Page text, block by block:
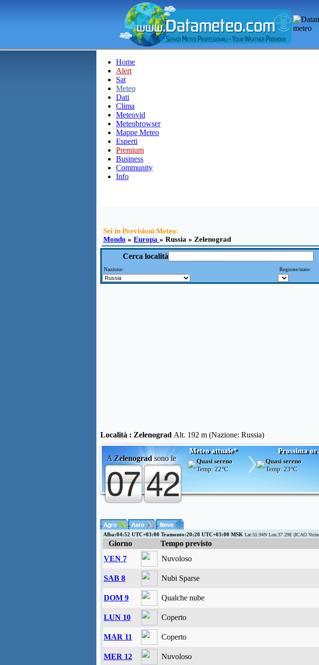
Home
Alert
Sat
Meteo
Dati
Clima
Meteovid
Meteobrowser
Mappe Meteo
Esperti
Premium
Business
Community
Info
Sei in Previsioni Meteo:
Mondo » Europa » Russia » Zelenograd
Cerca località
Nazione: Regione/stato:
Località : Zelenograd Alt. 192 m (Nazione: Russia)
A Zelenogradsono le
Meteo attuale* Prossima
Quasi sereno
Temp: 22°C
Quasi sereno
Temp: 23°C
Alba:04:52 UTC+03:00 Tramonto:20:20 UTC+03:00 MSK Lat:55.94N Lon:37.29E (ICAO
Giorno Tempo previsto
VEN 7
Nuvoloso
SAB 8 Nubi Sparse
DOM 9 Qualche nube
LUN 10 Coperto
MAR 11 Coperto
MER 12 Nuvoloso